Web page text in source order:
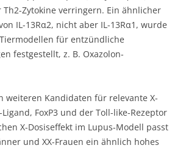
Zytokine verringern. Ein ähnlicher
IL-13Rα2, nicht aber IL-13Rα1, wurde
für entzündliche
festgestellt, z. B. Oxazolon-
weiteren Kandidaten für relevante X-
Ligand, FoxP3 und der Toll-like-Rezeptor
X-Dosiseffekt im Lupus-Modell passt
und XX-Frauen ein ähnlich hohes